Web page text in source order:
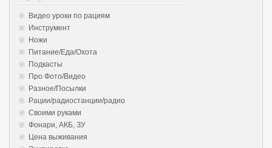
Видео уроки по рациям
Инструмент
Ножи
Питание/Еда/Охота
Подкасты
Про Фото/Видео
Разное/Посылки
Рации/радиостанции/радио
Своими руками
Фонари, АКБ, ЗУ
Цена выживания